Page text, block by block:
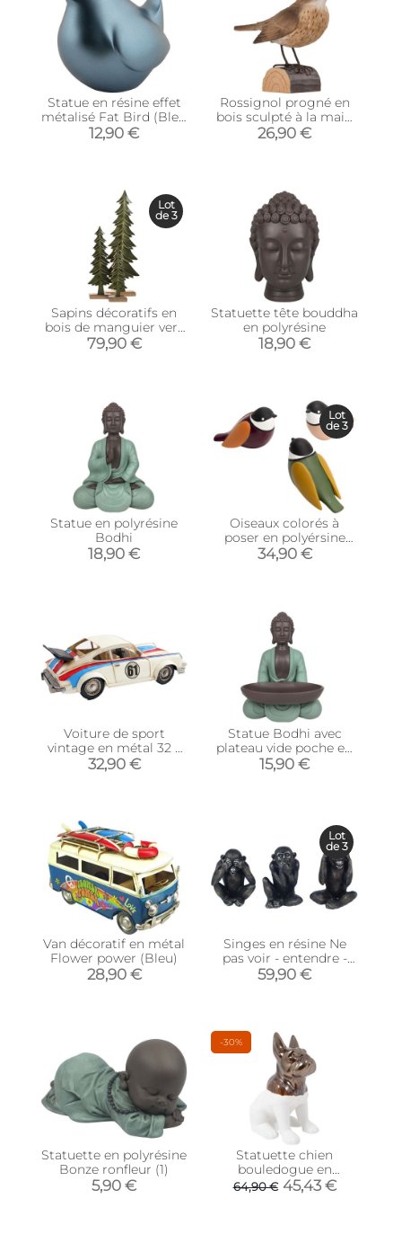
Statue en résine effet
métalisé Fat Bird (Bleu
métalisé)
12,90 €
Rossignol progné en
bois sculpté à la main
12.5 x 4.9 x 9.9 cm
26,90 €
Sapins décoratifs en
bois de manguier vert
(Lot de 3)
79,90 €
Lot
de 3
Statuette tête bouddha
en polyrésine
18,90 €
Statue en polyrésine
Bodhi
18,90 €
Oiseaux colorés à
poser en polyérsine
(Lot de 3)
34,90 €
Lot
de 3
Voiture de sport
vintage en métal 32 x
10.5 x 14 cm
32,90 €
Statue Bodhi avec
plateau vide poche en
polyrésine
15,90 €
Van décoratif en métal
Flower power (Bleu)
28,90 €
Singes en résine Ne
pas voir - entendre -
parler (Lot de 3)
(Modèle 1)
59,90 €
Lot
de 3
Statuette en polyrésine
Bonze ronfleur (1)
5,90 €
-30%
Statuette chien
bouledogue en
céramique Zoya (Blanc
64,90 € 45,43 €